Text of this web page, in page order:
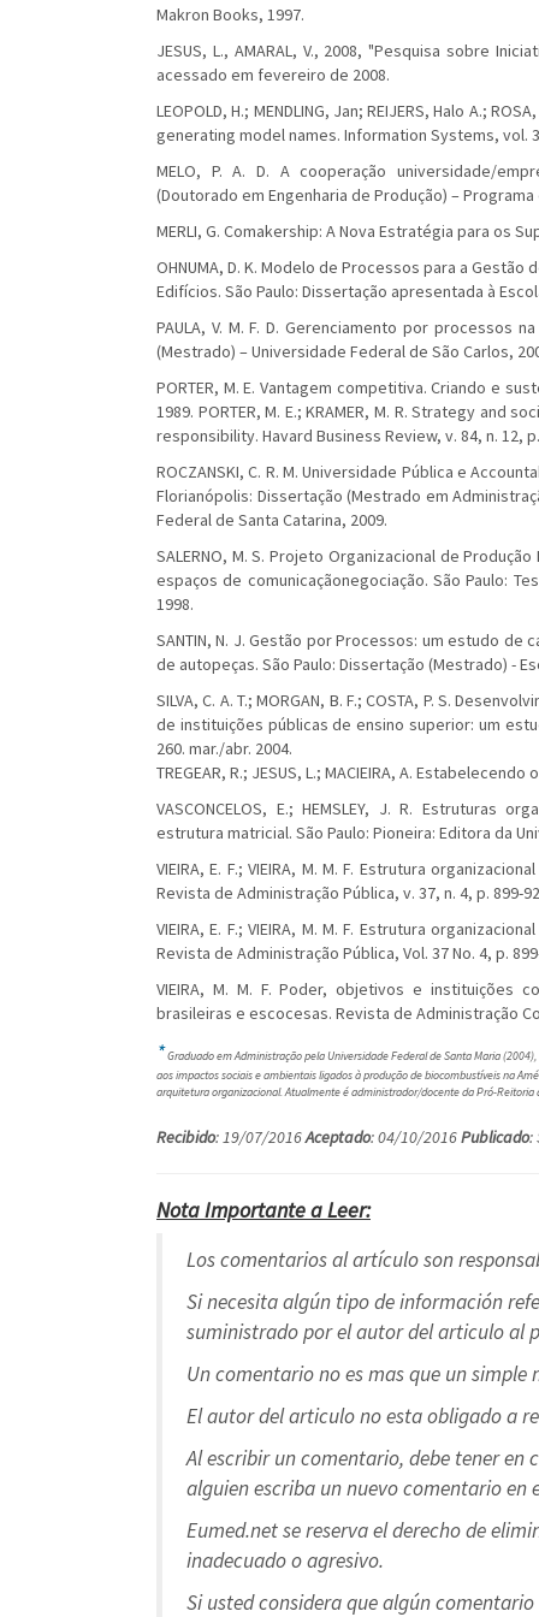
Makron Books, 1997.
JESUS, L., AMARAL, V., 2008, "Pesquisa sobre
acessado em fevereiro de 2008.
LEOPOLD, H.; MENDLING, Jan; REIJERS, Halo A.;
generating model names. Information Systems, vol.
MELO, P. A. D. A cooperação universidade/
(Doutorado em Engenharia de Produção) –
MERLI, G. Comakership: A Nova Estratégia para os
OHNUMA, D. K. Modelo de Processos para a
Edifícios. São Paulo: Dissertação apresentada à
PAULA, V. M. F. D. Gerenciamento por processos
(Mestrado) – Universidade Federal de São Carlos,
PORTER, M. E. Vantagem competitiva. Criando e
1989. PORTER, M. E.; KRAMER, M. R. Strategy
responsibility. Havard Business Review, v. 84, n. 12,
ROCZANSKI, C. R. M. Universidade Pública e
Florianópolis: Dissertação (Mestrado em
Federal de Santa Catarina, 2009.
SALERNO, M. S. Projeto Organizacional de
espaços de comunicaçãonegociação. São Paulo:
1998.
SANTIN, N. J. Gestão por Processos: um estudo
de autopeças. São Paulo: Dissertação (Mestrado) -
SILVA, C. A. T.; MORGAN, B. F.; COSTA, P. S.
de instituições públicas de ensino superior: um
260. mar./abr. 2004.
TREGEAR, R.; JESUS, L.; MACIEIRA, A.
VASCONCELOS, E.; HEMSLEY, J. R. Estruturas
estrutura matricial. São Paulo: Pioneira: Editora da
VIEIRA, E. F.; VIEIRA, M. M. F. Estrutura
Revista de Administração Pública, v. 37, n. 4, p. 899-
VIEIRA, E. F.; VIEIRA, M. M. F. Estrutura
Revista de Administração Pública, Vol. 37 No. 4, p.
VIEIRA, M. M. F. Poder, objetivos e instituições
brasileiras e escocesas. Revista de Administração
*Graduado em Administração pela Universidade Federal de Santa Maria
aos impactos sociais e ambientais ligados à produção de biocombustíveis na
arquitetura organizacional. Atualmente é administrador/docente da Pró-
Recibido: 19/07/2016Aceptado: 04/10/2016Publicado:
Nota Importante a Leer:
Los comentarios al artículo son
Si necesita algún tipo de información
suministrado por el autor del articulo al
Un comentario no es mas que un
El autor del articulo no esta obligado a
Al escribir un comentario, debe tener en
alguien escriba un nuevo comentario en
Eumed.net se reserva el derecho de
inadecuado o agresivo.
Si usted considera que algún